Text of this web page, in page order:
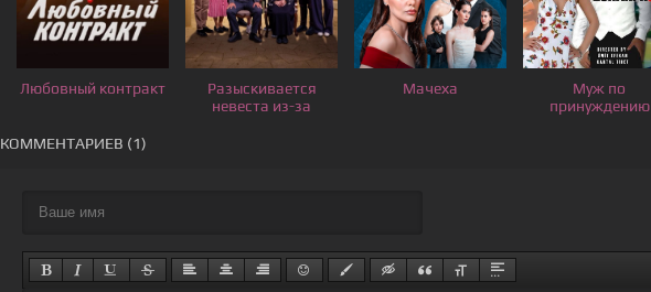
Любовный контракт
Разыскивается
невеста из-за
Мачеха
Муж по
принуждению
КОММЕНТАРИЕВ (1)